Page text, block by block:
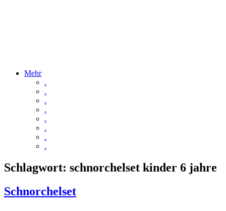
Mehr
.
.
.
.
.
.
.
.
Schlagwort: schnorchelset kinder 6 jahre
Schnorchelset